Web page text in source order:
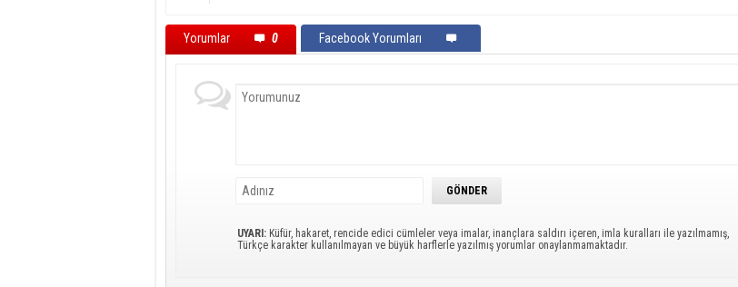
Yorumlar 0 Facebook Yorumları
UYARI: Küfür, hakaret, rencide edici cümleler veya imalar, inançlara saldırı içeren, imla kuralları ile yazılmamış,
Türkçe karakter kullanılmayan ve büyük harflerle yazılmış yorumlar onaylanmamaktadır.